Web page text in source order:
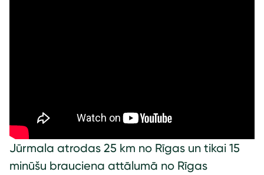
Jūrmala atrodas 25 km no Rīgas un tikai 15
minūšu brauciena attālumā no Rīgas